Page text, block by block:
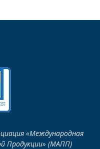
«Международная
Продукции» (МАПП)